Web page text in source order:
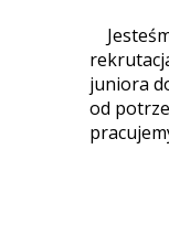
juniora
od